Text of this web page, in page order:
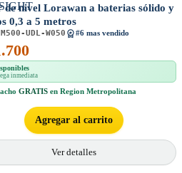
de nivel Lorawan a baterias sólido y
0,3 a 5 metros
UDL-W050 #6 mas vendido
inmediata
GRATIS en Region Metropolitana
Agregar al carrito
Ver detalles